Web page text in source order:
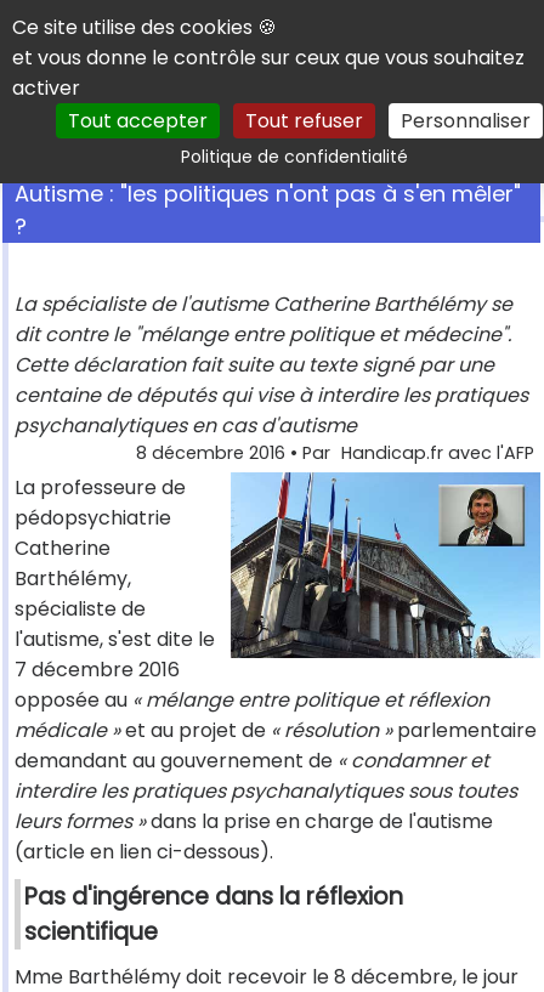
Panneau de gestion des cookies
Ce site utilise des cookies 🍪
et vous donne le contrôle sur ceux que vous souhaitez
activer
Tout accepter
Tout refuser Personnaliser
Politique de confidentialitéRechercher
Autisme : "les politiques n'ont pas à s'en mêler"
?
La spécialiste de l'autisme Catherine Barthélémy se
dit contre le "mélange entre politique et médecine".
Cette déclaration fait suite au texte signé par une
centaine de députés qui vise à interdire les pratiques
psychanalytiques en cas d'autisme
8 décembre 2016 • Par Handicap.fr avec l'AFP
La professeure de
pédopsychiatrie
Catherine
Barthélémy,
spécialiste de
l'autisme, s'est dite le
7 décembre 2016
opposée au « mélange entre politique et réflexion
médicale »et au projet de « résolution »parlementaire
demandant au gouvernement de « condamner et
interdire les pratiques psychanalytiques sous toutes
leurs formes »dans la prise en charge de l'autisme
(article en lien ci-dessous).
Pas d'ingérence dans la réflexion
scientifique
Mme Barthélémy doit recevoir le 8 décembre, le jour